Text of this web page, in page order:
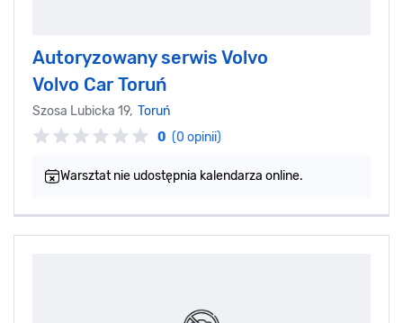
Autoryzowany serwis Volvo
Volvo Car Toruń
Szosa Lubicka 19, Toruń
0 (0 opinii)
Warsztat nie udostępnia kalendarza online.